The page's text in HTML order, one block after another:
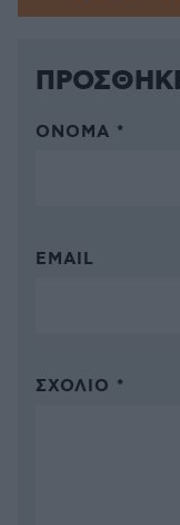
ΌΝΟΜΑ *
EMAIL
ΣΧΌΛΙΟ *